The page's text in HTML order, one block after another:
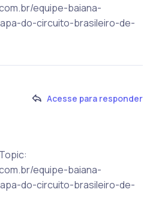
equipe-baiana-
do-circuito-brasileiro-de-
Acesse para responder
equipe-baiana-
do-circuito-brasileiro-de-